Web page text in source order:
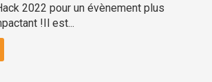
2022 pour un évènement plus
!Il est...